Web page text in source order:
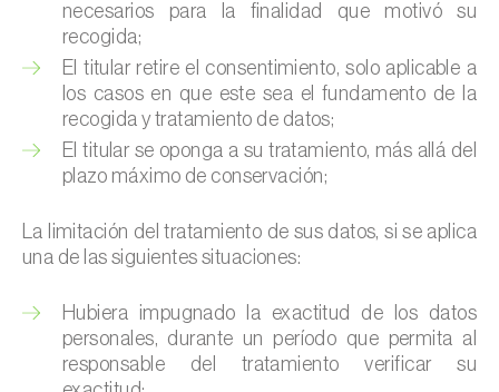
necesarios para la finalidad que motivó su
recogida;
El titular retire el consentimiento, solo aplicable a
los casos en que este sea el fundamento de la
recogida y tratamiento de datos;
El titular se oponga a su tratamiento, más allá del
plazo máximo de conservación;
La limitación del tratamiento de sus datos, si se aplica
una de las siguientes situaciones:
Hubiera impugnado la exactitud de los datos
personales, durante un período que permita al
responsable del tratamiento verificar su